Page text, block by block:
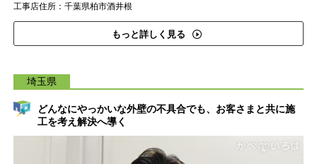
工事店住所：千葉県柏市酒井根
もっと詳しく見る
埼玉県
どんなにやっかいな外壁の不具合でも、お客さまと共に施
工を考え解決へ導く